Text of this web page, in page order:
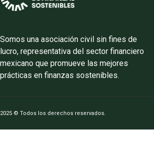
Somos una asociación civil sin fines de
lucro, representativa del sector financiero
mexicano que promueve las mejores
prácticas en finanzas sostenibles.
2025 © Todos los derechos reservados.